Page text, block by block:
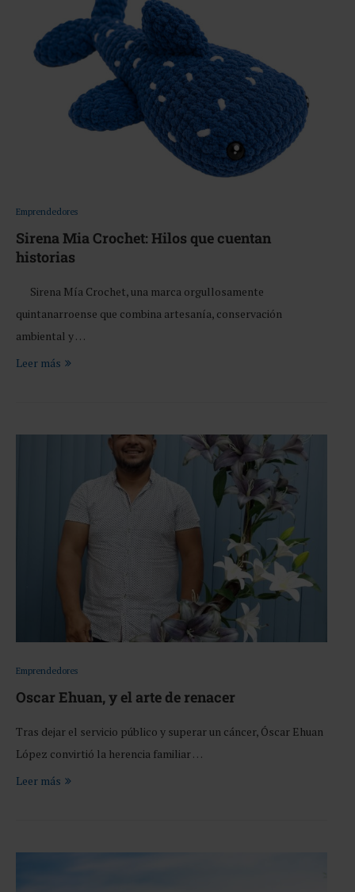
Emprendedores
Sirena Mia Crochet: Hilos que cuentan
historias
Sirena Mía Crochet, una marca orgullosamente
quintanarroense que combina artesanía, conservación
ambiental y …
Leer más
Emprendedores
Oscar Ehuan, y el arte de renacer
Tras dejar el servicio público y superar un cáncer, Óscar Ehuan
López convirtió la herencia familiar …
Leer más